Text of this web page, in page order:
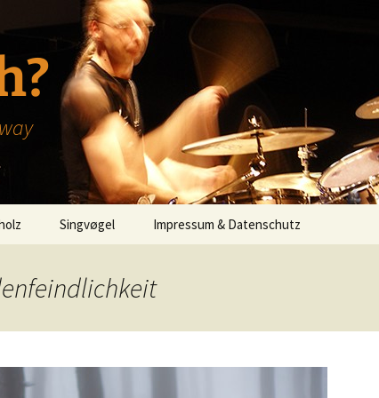
Singvøgel Impressum & Datenschutz